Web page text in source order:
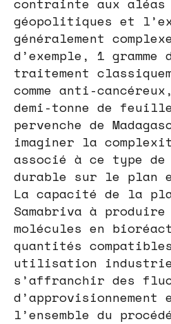
géopolitiques et
généralement
d’exemple, 1
traitement
comme anti-
demi-tonne de
pervenche de
imaginer la
associé à ce type de
durable sur le plan
La capacité de la
Samabriva à
molécules en
quantités
utilisation
s’affranchir des
l’ensemble du